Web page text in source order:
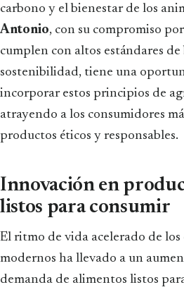
carbono y el bienestar de los
Antonio, con su compromiso
cumplen con altos estándares
sostenibilidad, tiene una
incorporar estos principios de
atrayendo a los consumidores
productos éticos y responsables.
Innovación en
listos para consumir
El ritmo de vida acelerado de los
modernos ha llevado a un
demanda de alimentos listos